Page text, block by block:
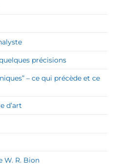
précisions
– ce qui précède et ce
d’art
W. R. Bion